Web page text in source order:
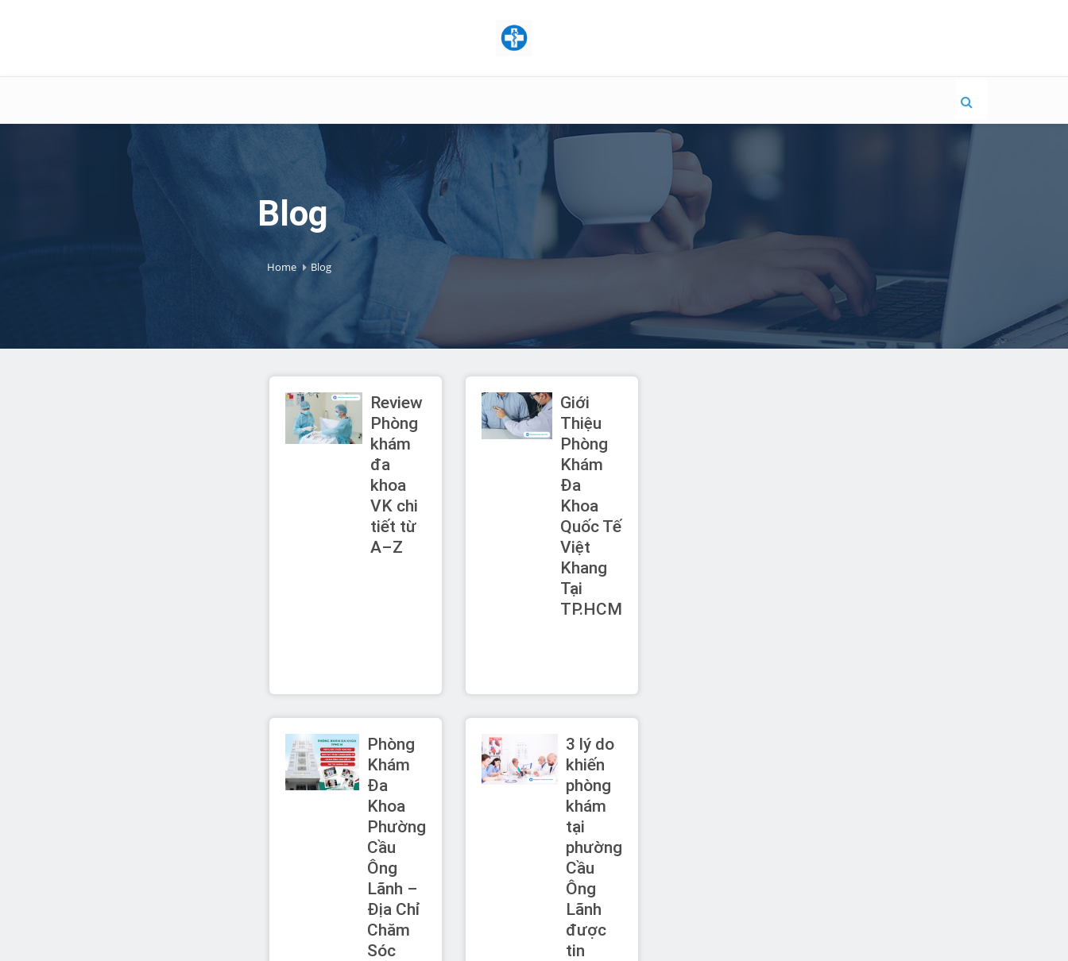
Blog
Home Blog
Review
Phòng
khám
đa
khoa
VK chi
tiết từ
A–Z
Giới
Thiệu
Phòng
Khám
Đa
Khoa
Quốc Tế
Việt
Khang
Tại
TP.HCM
Phòng
Khám
Đa
Khoa
Phường
Cầu
Ông
Lãnh –
Địa Chỉ
Chăm
Sóc
3 lý do
khiến
phòng
khám
tại
phường
Cầu
Ông
Lãnh
được
tin